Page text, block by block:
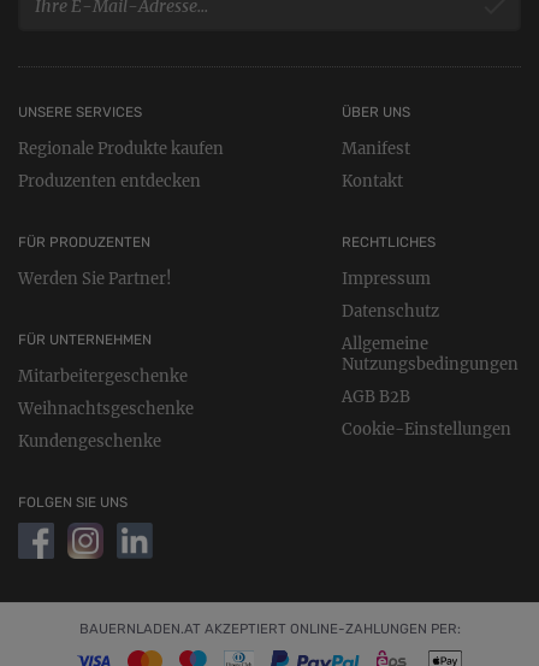
UNSERE SERVICES
Regionale Produkte kaufen
Produzenten entdecken
FÜR PRODUZENTEN
Werden Sie Partner!
FÜR UNTERNEHMEN
Mitarbeitergeschenke
Weihnachtsgeschenke
Kundengeschenke
RECHTLICHES
Impressum
Datenschutz
Allgemeine
Nutzungsbedingungen
AGB B2B
Cookie-Einstellungen
ÜBER UNS
Manifest
Kontakt
FOLGEN SIE UNS
BAUERNLADEN.AT AKZEPTIERT ONLINE-ZAHLUNGEN PER: